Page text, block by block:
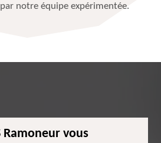
notre équipe expérimentée.
Ramoneur vous